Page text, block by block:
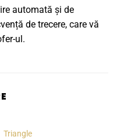
automată și de
de trecere, care vă
ul.
Triangle